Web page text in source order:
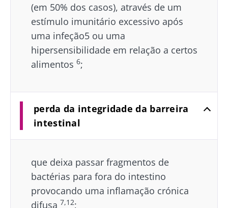
(em 50% dos casos), através de um
estímulo imunitário excessivo após
uma infeção5 ou uma
hipersensibilidade em relação a certos
alimentos 6;
perda da integridade da barreira
intestinal
que deixa passar fragmentos de
bactérias para fora do intestino
provocando uma inflamação crónica
difusa 7,12;